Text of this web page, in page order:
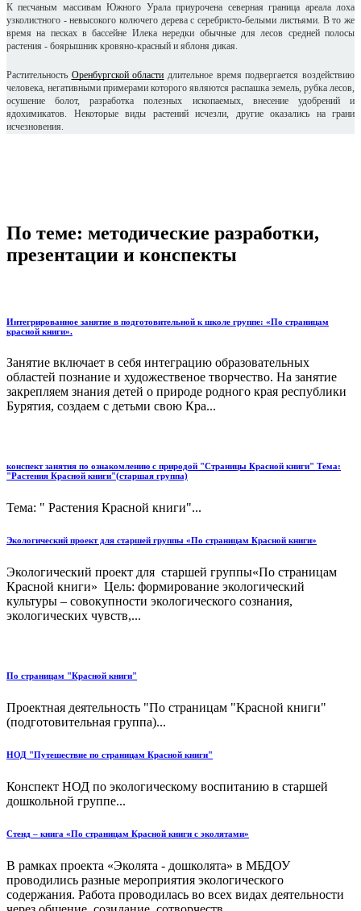
К песчаным массивам Южного Урала приурочена северная граница ареала лоха
узколистного - невысокого колючего дерева с серебристо-белыми листьями. В то же
время на песках в бассейне Илека нередки обычные для лесов средней полосы
растения - боярышник кровяно-красный и яблоня дикая.
Растительность Оренбургской области длительное время подвергается воздействию
человека, негативными примерами которого являются распашка земель, рубка лесов,
осушение болот, разработка полезных ископаемых, внесение удобрений и
ядохимикатов. Некоторые виды растений исчезли, другие оказались на грани
исчезновения.
По теме: методические разработки,
презентации и конспекты
Интегрированное занятие в подготовительной к школе группе: «По страницам
красной книги».
Занятие включает в себя интеграцию образовательных
областей познание и художественое творчество. На занятие
закрепляем знания детей о природе родного края республики
Бурятия, создаем с детьми свою Кра...
конспект занятия по ознакомлению с природой "Страницы Красной книги" Тема:
"Растения Красной книги"(старшая группа)
Тема: " Растения Красной книги"...
Экологический проект для старшей группы «По страницам Красной книги»
Экологический проект для старшей группы«По страницам
Красной книги» Цель: формирование экологический
культуры – совокупности экологического сознания,
экологических чувств,...
По страницам "Красной книги"
Проектная деятельность "По страницам "Красной книги"
(подготовительная группа)...
НОД "Путешествие по страницам Красной книги"
Конспект НОД по экологическому воспитанию в старшей
дошкольной группе...
Стенд – книга «По страницам Красной книги с эколятами»
В рамках проекта «Эколята - дошколята» в МБДОУ
проводились разные мероприятия экологического
содержания. Работа проводилась во всех видах деятельности